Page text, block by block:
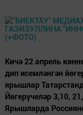
Кичә 22 апрель
дип исемләнгән
ярышлар
Йөгерүчеләр 3,10,
Ярышларда